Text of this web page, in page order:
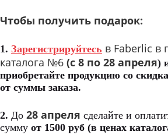
Чтобы получить подарок:
1. Зарегистрируйтесь в Faberlic в
каталога №6 (с 8 по 28 апреля)
приобретайте продукцию со
от суммы заказа.
2. До 28 апреля сделайте и
сумму от 1500 руб (в ценах